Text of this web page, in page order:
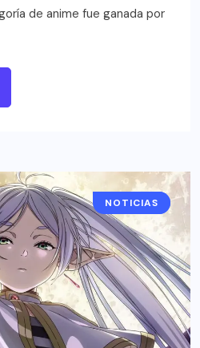
de anime fue ganada por
ANIME
NOTICIAS